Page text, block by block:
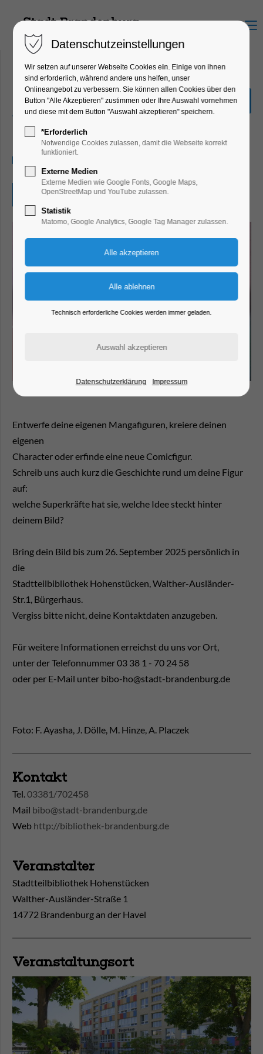
Menu
Manga-und Comic-
Zeichenwettbewerb
Kinder, Jugend, Kunst, Mitmach-Aktion
Eintritt frei
Entwerfe deine eigenen Mangafiguren, kreiere deinen
eigenen
Character oder erfinde eine neue Comicfigur.
Schreib uns auch kurz die Geschichte rund um deine Figur
auf:
welche Superkräfte hat sie, welche Idee steckt hinter
deinem Bild?
Bring dein Bild bis zum 26. September 2025 persönlich in
die
Stadtteilbibliothek Hohenstücken, Walther-Ausländer-
Str.1, Bürgerhaus.
Vergiss bitte nicht, deine Kontaktdaten anzugeben.
Für weitere Informationen erreichst du uns vor Ort,
unter der Telefonnummer 03 38 1 - 70 24 58
oder per E-Mail unter bibo-ho@stadt-brandenburg.de
Foto: F. Ayasha, J. Dölle, M. Hinze, A. Placzek
Kontakt
Tel.03381/702458
Mail bibo@stadt-brandenburg.de
Web http://bibliothek-brandenburg.de
Veranstalter
Stadtteilbibliothek Hohenstücken
Walther-Ausländer-Straße 1
14772 Brandenburg an der Havel
Veranstaltungsort
Datenschutzeinstellungen
Wir setzen auf unserer Webseite Cookies ein. Einige von ihnen
sind erforderlich, während andere uns helfen, unser
Onlineangebot zu verbessern. Sie können allen Cookies über den
Button "Alle Akzeptieren" zustimmen oder Ihre Auswahl vornehmen
und diese mit dem Button "Auswahl akzeptieren" speichern.
*Erforderlich
Notwendige Cookies zulassen, damit die Webseite korrekt
funktioniert.
Externe Medien
Externe Medien wie Google Fonts, Google Maps,
OpenStreetMap und YouTube zulassen.
Statistik
Matomo, Google Analytics, Google Tag Manager zulassen.
Technisch erforderliche Cookies werden immer geladen.
Datenschutzerklärung Impressum